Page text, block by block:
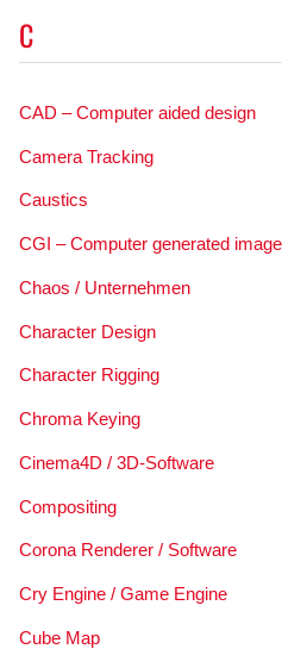
C
CAD – Computer aided design
Camera Tracking
Caustics
CGI – Computer generated
Chaos / Unternehmen
Character Design
Character Rigging
Chroma Keying
Cinema4D / 3D-Software
Compositing
Corona Renderer / Software
Cry Engine / Game Engine
Cube Map